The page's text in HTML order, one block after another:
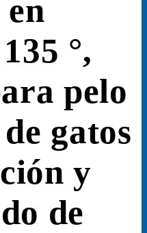
en
°,
pelo
gatos
y
de